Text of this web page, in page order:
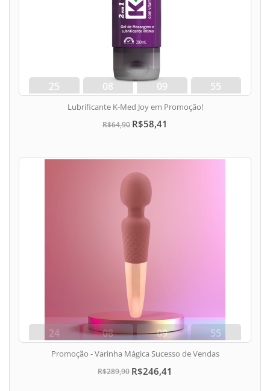
25
dias
08
hora
09
min
54
seg
Lubrificante K-Med Joy em Promoção!
R$64,90 R$58,41
24
dias
08
hora
09
min
54
seg
Promoção - Varinha Mágica Sucesso de Vendas
R$289,90 R$246,41